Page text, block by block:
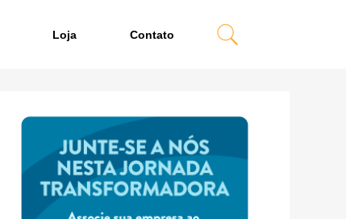
Loja Contato